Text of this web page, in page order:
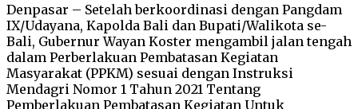
Denpasar – Setelah berkoordinasi dengan Pangdam
IX/Udayana, Kapolda Bali dan Bupati/Walikota se-
Bali, Gubernur Wayan Koster mengambil jalan tengah
dalam Perberlakuan Pembatasan Kegiatan
Masyarakat (PPKM) sesuai dengan Instruksi
Mendagri Nomor 1 Tahun 2021 Tentang
Pemberlakuan Pembatasan Kegiatan Untuk